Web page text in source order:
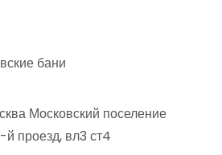
бани
Московский поселение
проезд, вл3 ст4